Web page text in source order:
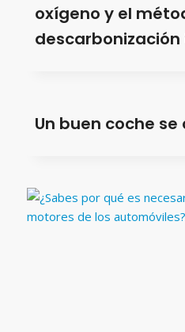
oxígeno y el
Un buen coche